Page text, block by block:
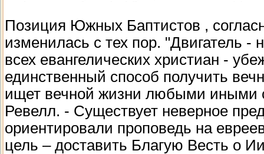
Позиция Южных Баптистов ,
изменилась с тех пор. "Двигатель
всех евангелических христиан -
единственный способ получить
ищет вечной жизни любыми иными
Ревелл. - Существует неверное
ориентировали проповедь на
цель – доставить Благую Весть о